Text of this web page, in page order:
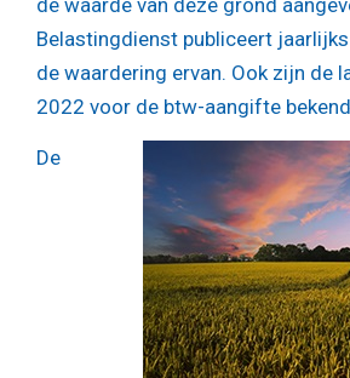
de waarde van deze grond
Belastingdienst publiceert
de waardering ervan. Ook zijn de
2022 voor de btw-aangifte
De